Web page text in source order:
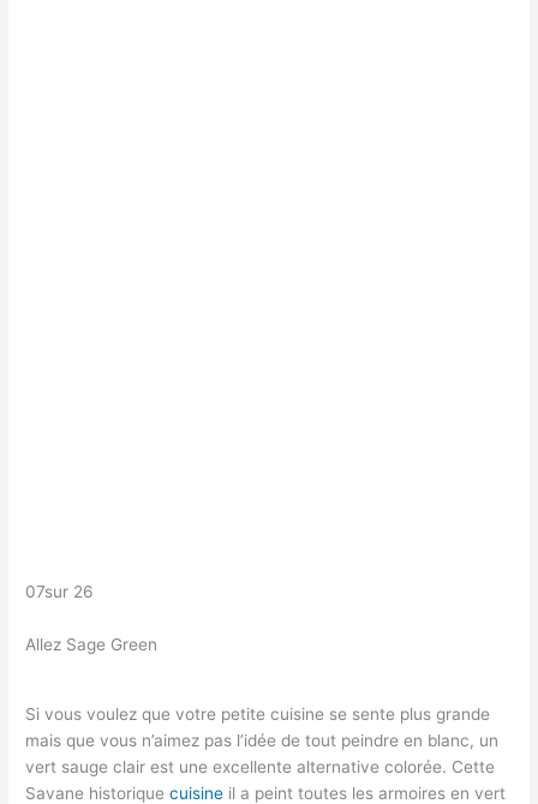
07sur 26
Allez Sage Green
Si vous voulez que votre petite cuisine se sente plus grande
mais que vous n’aimez pas l’idée de tout peindre en blanc, un
vert sauge clair est une excellente alternative colorée. Cette
Savane historiquecuisine il a peint toutes les armoires en vert